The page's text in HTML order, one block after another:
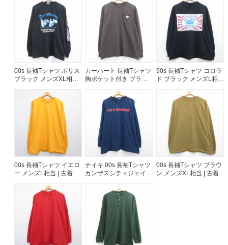
00s 長袖Tシャツ ポリス
ブラック メンズXL相当 |
カーハート 長袖Tシャツ
胸ポケット付き ブラウ
90s 長袖Tシャツ コロラ
ド ブラック メンズL相当
00s 長袖Tシャツ イエロ
ー メンズL相当 | 古着
ナイキ 00s 長袖Tシャツ
カンザスシティジェイホ
XL相当 | 古着
00s 長袖Tシャツ ブラウ
ン メンズXL相当 | 古着